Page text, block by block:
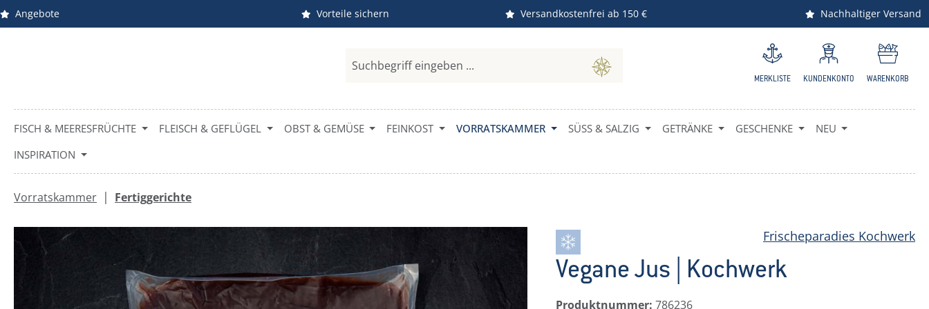
Hauptinhalt springen
Zur Suche springen
Zur Hauptnavigation springen
Angebote Vorteile sichern Versandkostenfrei ab 150 € Nachhaltiger Versand
MERKLISTE KUNDENKONTO WARENKORB
FISCH & MEERESFRÜCHTE FLEISCH & GEFLÜGEL OBST & GEMÜSE FEINKOST VORRATSKAMMER SÜSS & SALZIG GETRÄNKE GESCHENKE
NEU
INSPIRATION
Vorratskammer | Fertiggerichte
Bildergalerie überspringen Frischeparadies Kochwerk
Vegane Jus | Kochwerk
Produktnummer: 786236